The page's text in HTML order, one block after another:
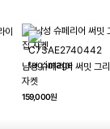
남성 슈페리어 써밋 그
자켓
159,000원